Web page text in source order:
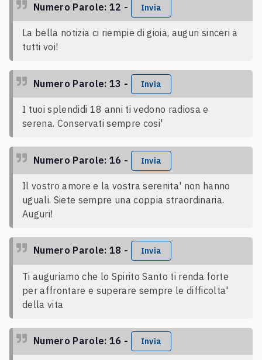
Numero Parole: 12 - Invia
La bella notizia ci riempie di gioia, auguri sinceri a
tutti voi!
Numero Parole: 13 - Invia
I tuoi splendidi 18 anni ti vedono radiosa e
serena. Conservati sempre cosi'
Numero Parole: 16 - Invia
Il vostro amore e la vostra serenita' non hanno
uguali. Siete sempre una coppia straordinaria.
Auguri!
Numero Parole: 18 - Invia
Ti auguriamo che lo Spirito Santo ti renda forte
per affrontare e superare sempre le difficolta'
della vita
Numero Parole: 16 - Invia